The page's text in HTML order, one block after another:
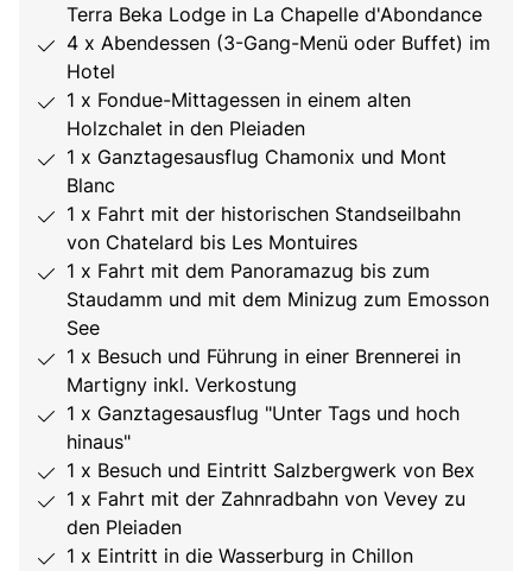
Terra Beka Lodge in La Chapelle d'Abondance
4 x Abendessen (3-Gang-Menü oder Buffet) im
Hotel
1 x Fondue-Mittagessen in einem alten
Holzchalet in den Pleiaden
1 x Ganztagesausflug Chamonix und Mont
Blanc
1 x Fahrt mit der historischen Standseilbahn
von Chatelard bis Les Montuires
1 x Fahrt mit dem Panoramazug bis zum
Staudamm und mit dem Minizug zum Emosson
See
1 x Besuch und Führung in einer Brennerei in
Martigny inkl. Verkostung
1 x Ganztagesausflug "Unter Tags und hoch
hinaus"
1 x Besuch und Eintritt Salzbergwerk von Bex
1 x Fahrt mit der Zahnradbahn von Vevey zu
den Pleiaden
1 x Eintritt in die Wasserburg in Chillon